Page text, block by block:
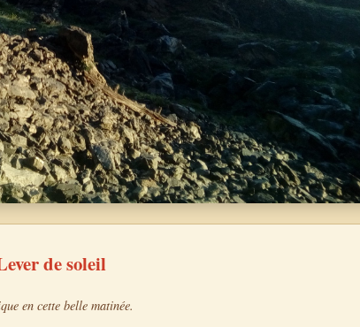
de soleil
en cette belle matinée.